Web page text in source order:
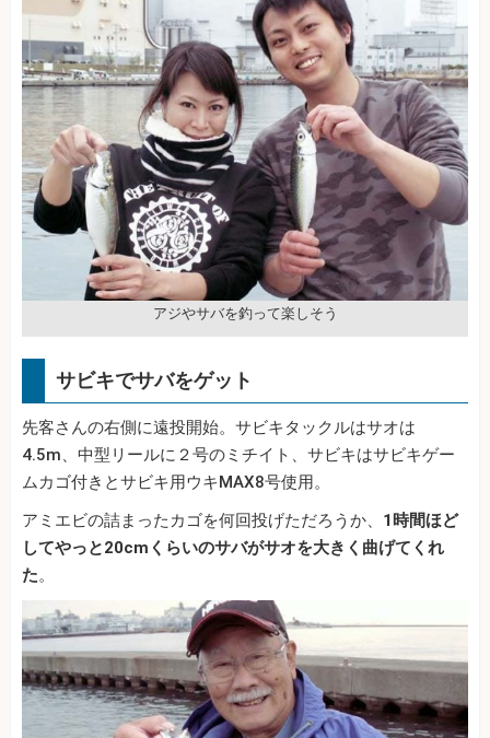
アジやサバを釣って楽しそう
サビキでサバをゲット
先客さんの右側に遠投開始。サビキタックルはサオは
4.5m、中型リールに２号のミチイト、サビキはサビキゲー
ムカゴ付きとサビキ用ウキMAX8号使用。
アミエビの詰まったカゴを何回投げただろうか、 1時間ほど
してやっと20cmくらいのサバがサオを大きく曲げてくれ
た。